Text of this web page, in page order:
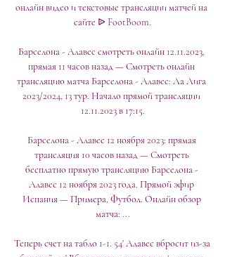
онлайн видео и текстовые трансляции матчей на
сайте ᐉ FootBoom.
Барселона - Алавес смотреть онлайн 12.11.2023,
прямая 11 часов назад — Смотреть онлайн
трансляцию матча Барселона - Алавес: Ла Лига
2023/2024, 13 тур. Начало прямой трансляции
12.11.2023 в 17:15.
Барселона - Алавес 12 ноября 2023: прямая
трансляция 10 часов назад — Смотреть
бесплатно прямую трансляцию Барселона -
Алавес 12 ноября 2023 года. Прямой эфир
Испания — Примера, Футбол. Онлайн обзор
матча: ...
Теперь счет на табло 1-1. 54' Алавес вбросит из-за